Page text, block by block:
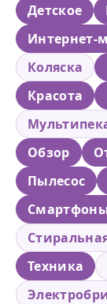
Детское
Интернет-
Коляска
Красота
Обзор
Пылесос
Техника